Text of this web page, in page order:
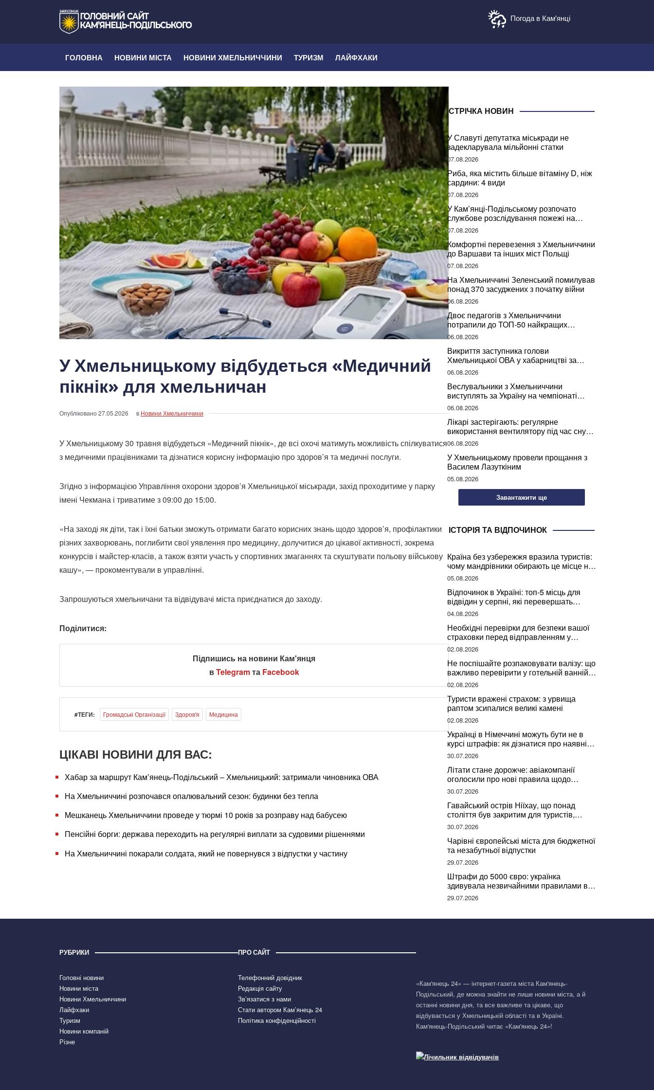
Погода в Кам'янці
ГОЛОВНА НОВИНИ МІСТА НОВИНИ ХМЕЛЬНИЧЧИНИ ТУРИЗМ ЛАЙФХАКИ
У Хмельницькому відбудеться «Медичний
пікнік» для хмельничан
Опубліковано27.05.2026 в Новини Хмельниччини
У Хмельницькому 30 травня відбудеться «Медичний пікнік», де всі охочі матимуть можливість спілкуватися
з медичними працівниками та дізнатися корисну інформацію про здоров’я та медичні послуги.
Згідно з інформацією Управління охорони здоров’я Хмельницької міськради, захід проходитиме у парку
імені Чекмана і триватиме з 09:00 до 15:00.
«На заході як діти, так і їхні батьки зможуть отримати багато корисних знань щодо здоров’я, профілактики
різних захворювань, поглибити свої уявлення про медицину, долучитися до цікавої активності, зокрема
конкурсів і майстер-класів, а також взяти участь у спортивних змаганнях та скуштувати польову військову
кашу», — прокоментували в управлінні.
Запрошуються хмельничани та відвідувачі міста приєднатися до заходу.
Поділитися:
Підпишись на новини Кам'янця
вTelegramта Facebook
#ТЕГИ: Громадські Організації Здоров'я Медицина
ЦІКАВІ НОВИНИ ДЛЯ ВАС:
Хабар за маршрут Кам’янець-Подільський – Хмельницький: затримали чиновника ОВА
На Хмельниччині розпочався опалювальний сезон: будинки без тепла
Мешканець Хмельниччини проведе у тюрмі 10 років за розправу над бабусею
Пенсійні борги: держава переходить на регулярні виплати за судовими рішеннями
На Хмельниччині покарали солдата, який не повернувся з відпустки у частину
СТРІЧКА НОВИН
У Славуті депутатка міськради не
задекларувала мільйонні статки
07.08.2026
Риба, яка містить більше вітаміну D, ніж
сардини: 4 види
07.08.2026
У Кам’янці-Подільському розпочато
службове розслідування пожежі на
сміттєзвалищі
07.08.2026
Комфортні перевезення з Хмельниччини
до Варшави та інших міст Польщі
07.08.2026
На Хмельниччині Зеленський помилував
понад 370 засуджених з початку війни
06.08.2026
Двоє педагогів з Хмельниччини
потрапили до ТОП-50 найкращих
учителів України
06.08.2026
Викриття заступника голови
Хмельницької ОВА у хабарництві за
підписання контрактів на ремонт доріг
06.08.2026
Веслувальники з Хмельниччини
виступлять за Україну на чемпіонаті
світу
06.08.2026
Лікарі застерігають: регулярне
використання вентилятору під час сну
може негативно вплинути на ваше
здоров’я
06.08.2026
У Хмельницькому провели прощання з
Василем Лазуткіним
05.08.2026
Завантажити ще
ІСТОРІЯ ТА ВІДПОЧИНОК
Країна без узбережжя вразила туристів:
чому мандрівники обирають це місце на
відпочинок
05.08.2026
Відпочинок в Україні: топ-5 місць для
відвідин у серпні, які перевершать
закордонні враження
04.08.2026
Необхідні перевірки для безпеки вашої
страховки перед відправленням у
подорож
02.08.2026
Не поспішайте розпаковувати валізу: що
важливо перевірити у готельній ванній
за словами досвідченої мандрівниці
02.08.2026
Туристи вражені страхом: з урвища
раптом зсипалися великі камені
02.08.2026
Українці в Німеччині можуть бути не в
курсі штрафів: як дізнатися про наявні
борги
30.07.2026
Літати стане дорожче: авіакомпанії
оголосили про нові правила щодо
вибору місць
30.07.2026
Гавайський острів Ніїхау, що понад
століття був закритим для туристів,
починає приймати перших відвідувачів
30.07.2026
Чарівні європейські міста для бюджетної
та незабутньої відпустки
29.07.2026
Штрафи до 5000 євро: українка
здивувала незвичайними правилами в
Німеччині та поділилася правдою
29.07.2026
РУБРИКИ
Головні новини
Новини міста
Новини Хмельниччини
Лайфхаки
Туризм
Новини компаній
Різне
ПРО САЙТ
Телефонний довідник
Редакція сайту
Зв’язатися з нами
Стати автором Кам’янець 24
Політика конфіденційності
«Кам'янець 24» — інтернет-газета міста Кам'янець-
Подільський, де можна знайти не лише новини міста, а й
останні новини дня, та все важливе та цікаве, що
відбувається у Хмельницькій області та в Україні.
Кам'янець-Подільський читає «Кам'янець 24»!